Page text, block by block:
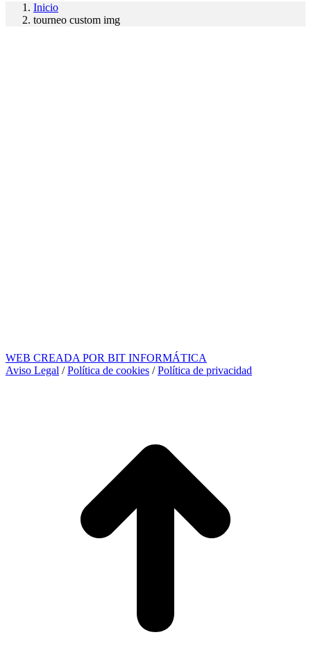
Inicio
tourneo custom img
WEB CREADA POR BIT INFORMÁTICA
Aviso Legal /Política de cookies /Política de privacidad